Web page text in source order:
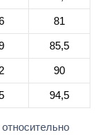
81
85,5
90
94,5